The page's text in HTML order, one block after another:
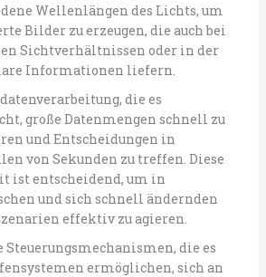
Wellenlängen des Lichts, um
Bilder zu erzeugen, die auch bei
Sichtverhältnissen oder in der
Informationen liefern.
die es
große Datenmengen schnell zu
und Entscheidungen in
von Sekunden zu treffen. Diese
ist entscheidend, um in
und sich schnell ändernden
effektiv zu agieren.
Steuerungsmechanismen, die es
ermöglichen, sich an